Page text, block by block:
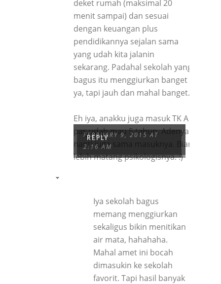
MIRA
FEBRUARY 9, 2015 AT
2:16 AM
deket rumah (maksimal 20
menit sampai) dan sesuai
dengan keuangan plus
pendidikannya sejalan sama
yang udah kita jalanin
sekarang. Padahal sekolah yang
bagus itu menggiurkan banget
ya, tapi jauh dan mahal banget.
Eh iya, anakku juga masuk TK A
pas udah mau 5 tahun. Adenya
nanti juga sama masuknya. Biar
lebih matang psikologisnya. :)
REPLY
Iya sekolah bagus
memang menggiurkan
sekaligus bikin menitikan
air mata, hahahaha.
Mahal amet ini bocah
dimasukin ke sekolah
favorit. Tapi hasil banyak